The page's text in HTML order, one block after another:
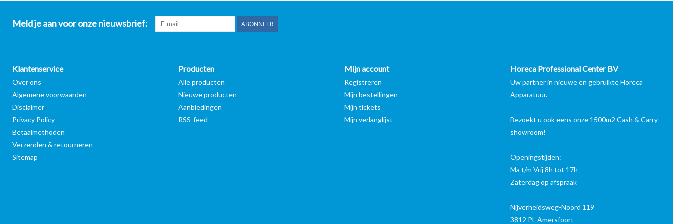
Meld je aan voor onze nieuwsbrief: ABONNEER
Klantenservice
Over ons
Algemene voorwaarden
Disclaimer
Privacy Policy
Betaalmethoden
Verzenden & retourneren
Sitemap
Producten
Alle producten
Nieuwe producten
Aanbiedingen
RSS-feed
Mijn account
Registreren
Mijn bestellingen
Mijn tickets
Mijn verlanglijst
Horeca Professional Center BV
Uw partner in nieuwe en gebruikte Horeca
Apparatuur.
Bezoekt u ook eens onze 1500m2 Cash & Carry
showroom!
Openingstijden:
Ma t/m Vrij 8h tot 17h
Zaterdag op afspraak
Nijverheidsweg-Noord 119
3812 PL Amersfoort